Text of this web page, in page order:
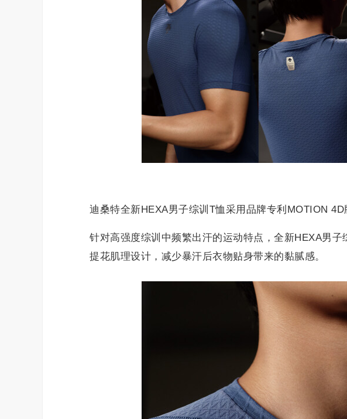
迪桑特全新HEXA男子综训T恤采用品牌专利MOTION 4D
针对高强度综训中频繁出汗的运动特点，全新HEXA男
提花肌理设计，减少暴汗后衣物贴身带来的黏腻感。